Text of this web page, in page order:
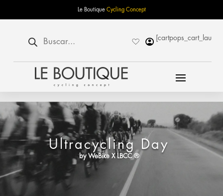
Le Boutique Cycling Concept
productos
Ultracycling Day
by WeBike X LBCC ®️